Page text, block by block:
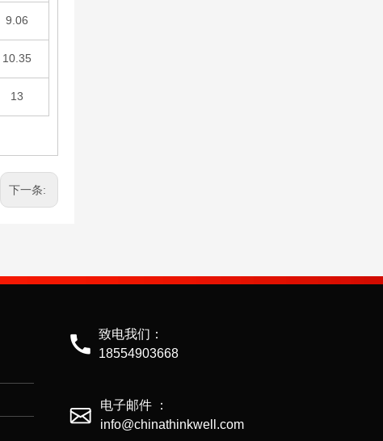
9.06
10.35
13
下一条:
致电我们：
18554903668
电子邮件 ：
info@chinathinkwell.com